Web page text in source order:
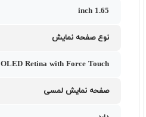
1.65 inch
نوع صفحه نمایش
OLED Retina with Force Touch
صفحه نمایش لمسی